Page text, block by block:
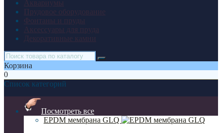
Аквариумы
Прудовое оборудование
Фонтаны и пруды
Аксессуары для пруда
Декоративные камни
Корзина
0
Список категорий
Посмотреть все
EPDM мембрана GLQ